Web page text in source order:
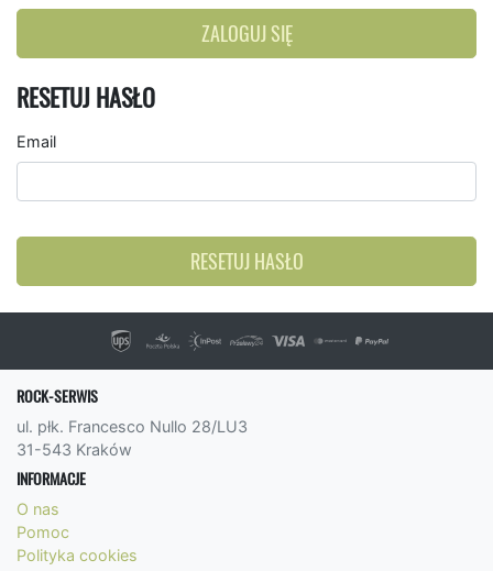
ZALOGUJ SIĘ
RESETUJ HASŁO
Email
RESETUJ HASŁO
ROCK-SERWIS
ul. płk. Francesco Nullo 28/LU3
31-543 Kraków
INFORMACJE
O nas
Pomoc
Polityka cookies